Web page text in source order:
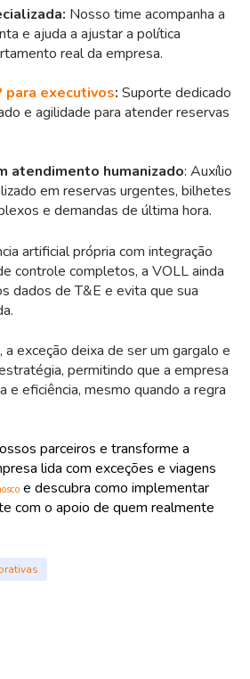
Nosso time acompanha a
e ajuda a ajustar a política
real da empresa.
executivos: Suporte dedicado
e agilidade para atender reservas
atendimento humanizado: Auxílio
em reservas urgentes, bilhetes
e demandas de última hora.
artificial própria com integração
controle completos, a VOLL ainda
dados de T&E e evita que sua
exceção deixa de ser um gargalo e
permitindo que a empresa
e eficiência, mesmo quando a regra
parceiros e transforme a
lida com exceções e viagens
e descubra como implementar
com o apoio de quem realmente